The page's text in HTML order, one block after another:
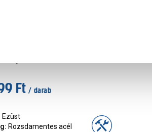
Ft / darab
Ezüst
: Rozsdamentes acél